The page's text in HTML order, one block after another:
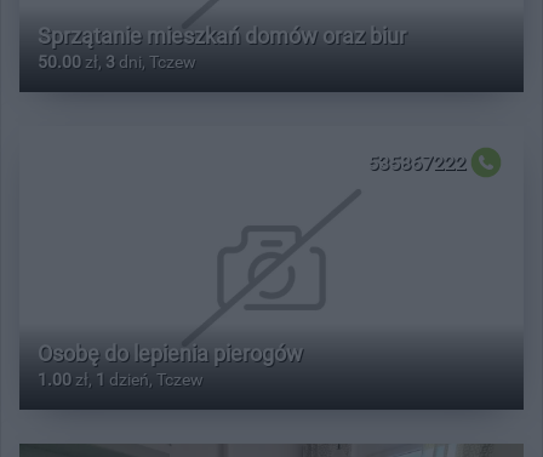
Sprzątanie mieszkań domów oraz biur
50.00 zł, 3 dni, Tczew
535867222
Osobę do lepienia pierogów
1.00 zł, 1 dzień, Tczew